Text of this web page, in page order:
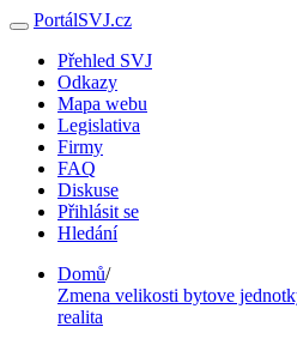
PortálSVJ.cz
Přehled SVJ
Odkazy
Mapa webu
Legislativa
Firmy
FAQ
Diskuse
Přihlásit se
Hledání
Domů/
Zmena velikosti bytove
realita